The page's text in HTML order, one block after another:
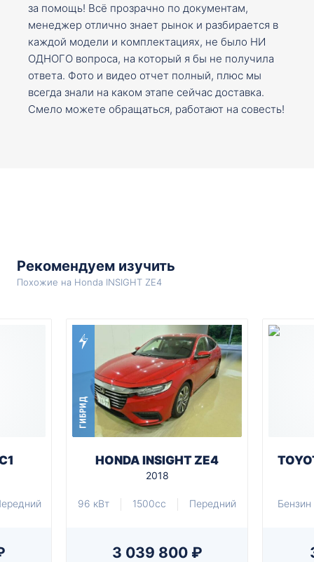
за помощь! Всё прозрачно по документам,
менеджер отлично знает рынок и разбирается в
каждой модели и комплектациях, не было НИ
ОДНОГО вопроса, на который я бы не получила
ответа. Фото и видео отчет полный, плюс мы
всегда знали на каком этапе сейчас доставка.
Смело можете обращаться, работают на совесть!
Рекомендуем изучить
Похожие на Honda INSIGHT ZE4
ГИБРИД
HONDA INSIGHT ZE4
2018
96 кВт 1500cc Передний
3 039 800 ₽
Бензин